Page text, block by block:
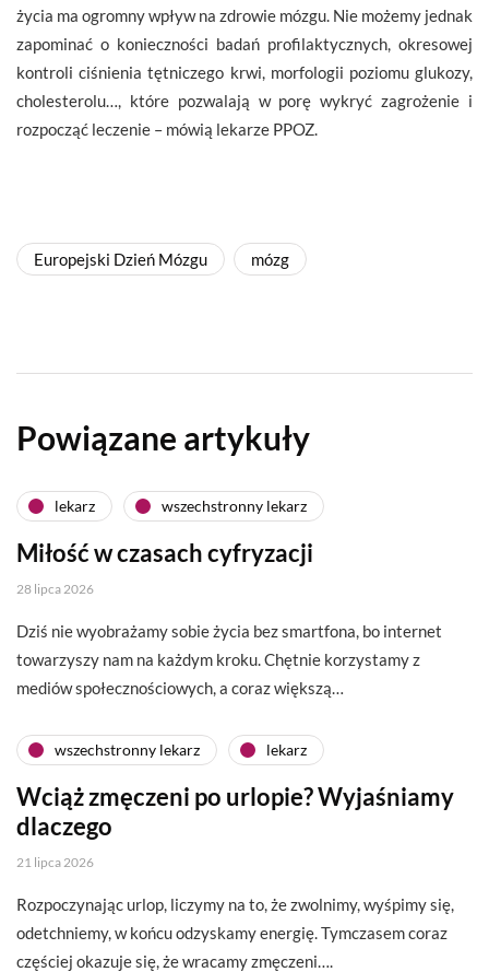
życia ma ogromny wpływ na zdrowie mózgu. Nie możemy jednak
zapominać o konieczności badań profilaktycznych, okresowej
kontroli ciśnienia tętniczego krwi, morfologii poziomu glukozy,
cholesterolu…, które pozwalają w porę wykryć zagrożenie i
rozpocząć leczenie – mówią lekarze PPOZ.
Europejski Dzień Mózgu mózg
Powiązane artykuły
lekarz wszechstronny lekarz
Miłość w czasach cyfryzacji
28 lipca 2026
Dziś nie wyobrażamy sobie życia bez smartfona, bo internet
towarzyszy nam na każdym kroku. Chętnie korzystamy z
mediów społecznościowych, a coraz większą…
wszechstronny lekarz lekarz
Wciąż zmęczeni po urlopie? Wyjaśniamy
dlaczego
21 lipca 2026
Rozpoczynając urlop, liczymy na to, że zwolnimy, wyśpimy się,
odetchniemy, w końcu odzyskamy energię. Tymczasem coraz
częściej okazuje się, że wracamy zmęczeni….